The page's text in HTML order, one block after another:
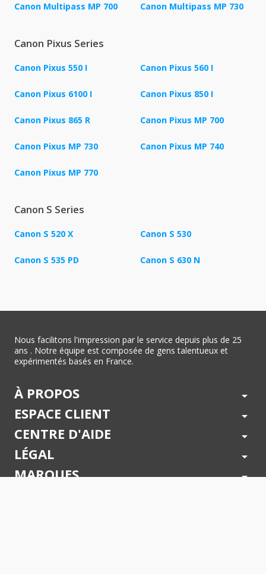
Canon Multipass MP 700 Canon Multipass MP 730
Canon Pixus Series
Canon Pixus 550 I Canon Pixus 560 I
Canon Pixus 6100 I Canon Pixus 850 I
Canon Pixus 865 R Canon Pixus MP 700
Canon Pixus MP 730 Canon Pixus MP 740
Canon Pixus MP 770
Canon S Series
Canon S 520 X Canon S 530
Canon S 535 PD Canon S 630 N
Nous facilitons l'impression par le service depuis plus de 25
ans . Notre équipe est composée de gens talentueux et
expérimentés basés en France.
À PROPOS arrow_drop_down
ESPACE CLIENT arrow_drop_down
CENTRE D'AIDE arrow_drop_down
LÉGAL arrow_drop_down
MARQUES arrow_drop_down